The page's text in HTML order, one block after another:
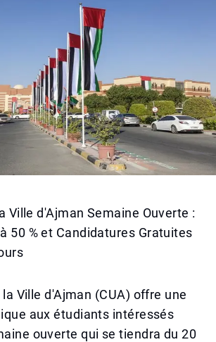
Ville d'Ajman Semaine Ouverte :
50 % et Candidatures Gratuites
Ville d'Ajman (CUA) offre une
aux étudiants intéressés
ouverte qui se tiendra du 20